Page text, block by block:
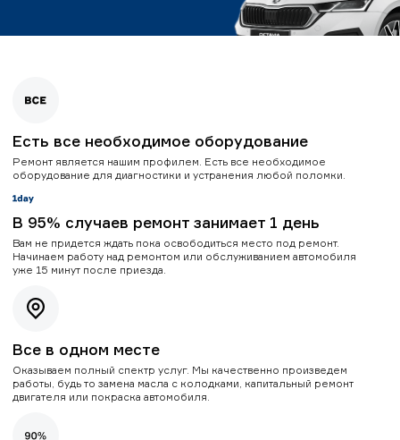
Есть все необходимое оборудование
Ремонт является нашим профилем. Есть все необходимое
оборудование для диагностики и устранения любой поломки.
В 95% случаев ремонт занимает 1 день
Вам не придется ждать пока освободиться место под ремонт.
Начинаем работу над ремонтом или обслуживанием автомобиля
уже 15 минут после приезда.
Все в одном месте
Оказываем полный спектр услуг. Мы качественно произведем
работы, будь то замена масла с колодками, капитальный ремонт
двигателя или покраска автомобиля.